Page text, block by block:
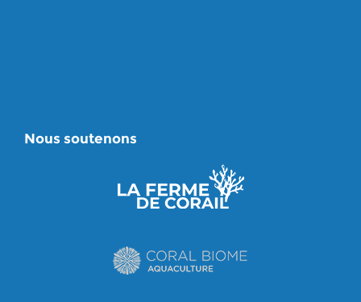
Nous soutenons